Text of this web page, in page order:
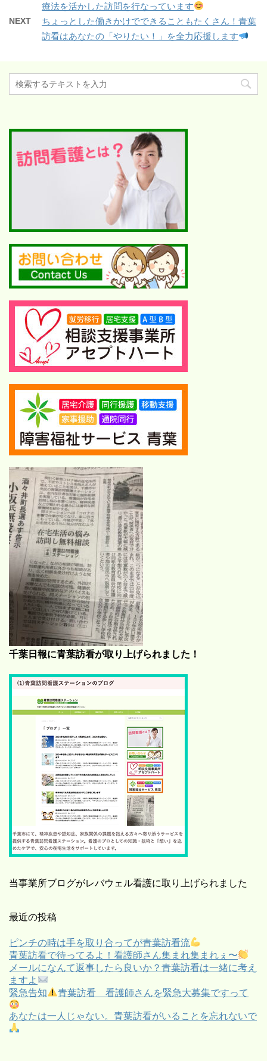
療法を活かした訪問を行なっています
NEXT
ちょっとした働きかけでできることもたくさん！青葉
訪看はあなたの「やりたい！」を全力応援します
千葉日報に青葉訪看が取り上げられました！
当事業所ブログがレバウェル看護に取り上げられました
最近の投稿
ピンチの時は手を取り合ってが青葉訪看流
青葉訪看で待ってるよ！看護師さん集まれ集まれぇ〜
メールになんて返事したら良いか？青葉訪看は一緒に考え
ますよ
緊急告知
青葉訪看 看護師さんを緊急大募集ですって
あなたは一人じゃない。青葉訪看がいることを忘れないで